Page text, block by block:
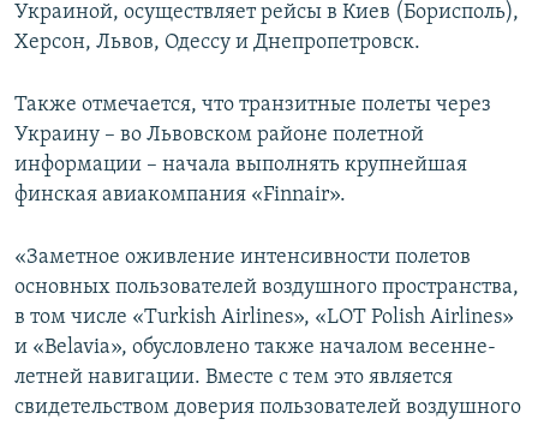
Украиной, осуществляет рейсы в Киев (Борисполь),
Херсон, Львов, Одессу и Днепропетровск.
Также отмечается, что транзитные полеты через
Украину – во Львовском районе полетной
информации – начала выполнять крупнейшая
финская авиакомпания «Finnair».
«Заметное оживление интенсивности полетов
основных пользователей воздушного пространства,
в том числе «Turkish Airlines», «LOT Polish Airlines»
и «Belavia», обусловлено также началом весенне-
летней навигации. Вместе с тем это является
свидетельством доверия пользователей воздушного